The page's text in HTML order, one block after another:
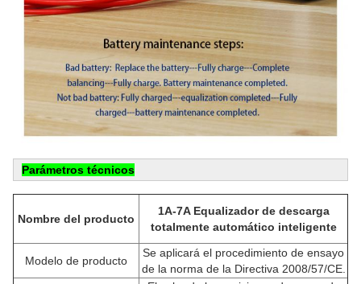
Parámetros técnicos
Nombre del producto
1A-7A Equalizador de descarga
totalmente automático inteligente
Modelo de producto
Se aplicará el procedimiento de ensayo
de la norma de la Directiva 2008/57/CE.